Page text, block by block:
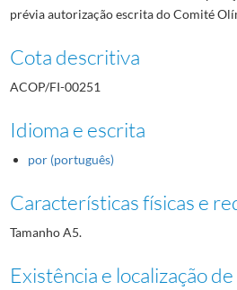
prévia autorização escrita do Comité
Cota descritiva
ACOP/FI-00251
Idioma e escrita
por (português)
Características físicas e
Tamanho A5.
Existência e localização